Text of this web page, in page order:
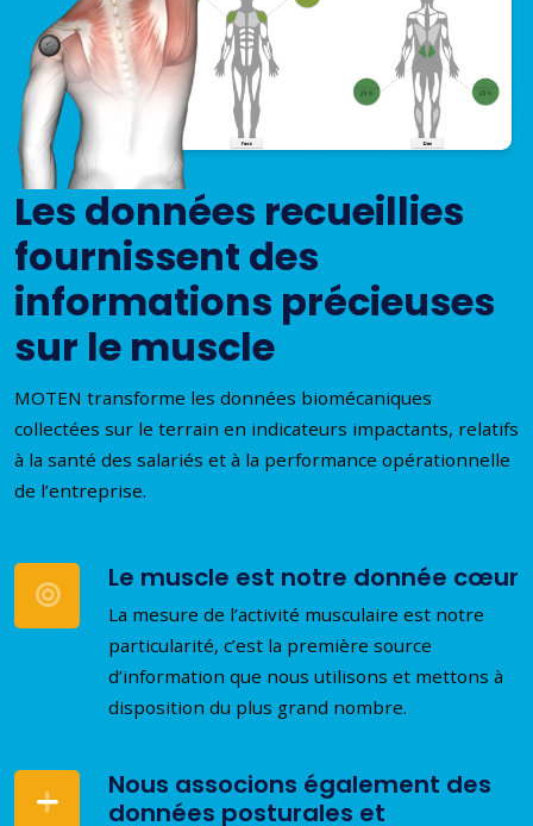
Les données recueillies
fournissent des
informations précieuses
sur le muscle
MOTEN transforme les données biomécaniques
collectées sur le terrain en indicateurs impactants, relatifs
à la santé des salariés et à la performance opérationnelle
de l’entreprise.
Le muscle est notre donnée cœur
La mesure de l’activité musculaire est notre
particularité, c’est la première source
d’information que nous utilisons et mettons à
disposition du plus grand nombre.
Nous associons également des
données posturales et